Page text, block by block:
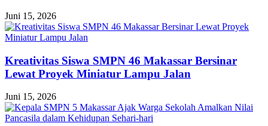
Juni 15, 2026
Kreativitas Siswa SMPN 46 Makassar Bersinar
Lewat Proyek Miniatur Lampu Jalan
Juni 15, 2026